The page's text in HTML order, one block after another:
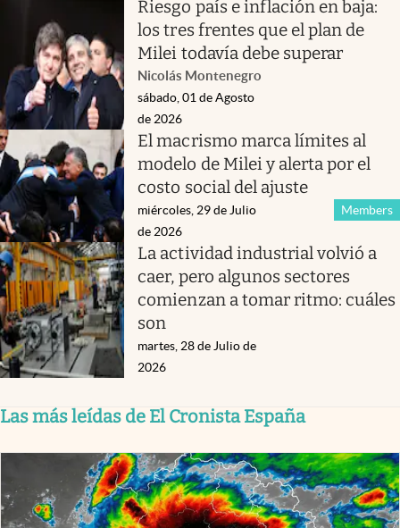
Riesgo país e inflación en baja:
los tres frentes que el plan de
Milei todavía debe superar
Nicolás Montenegro
sábado, 01 de Agosto
de 2026
El macrismo marca límites al
modelo de Milei y alerta por el
costo social del ajuste
Members
miércoles, 29 de Julio
de 2026
La actividad industrial volvió a
caer, pero algunos sectores
comienzan a tomar ritmo: cuáles
son
martes, 28 de Julio de
2026
Las más leídas de El Cronista España